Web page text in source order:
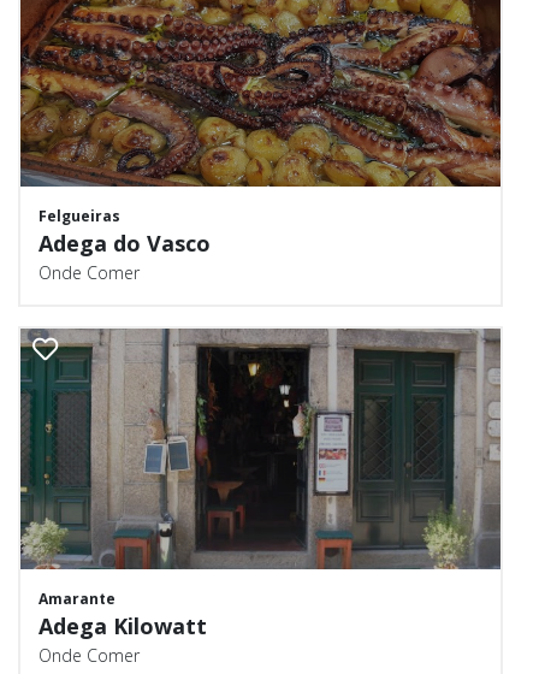
Felgueiras
Adega do Vasco
Onde Comer
Amarante
Adega Kilowatt
Onde Comer